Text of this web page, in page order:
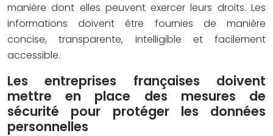
manière dont elles peuvent exercer leurs droits. Les
informations doivent être fournies de manière
concise, transparente, intelligible et facilement
accessible.
Les entreprises françaises doivent
mettre en place des mesures de
sécurité pour protéger les données
personnelles